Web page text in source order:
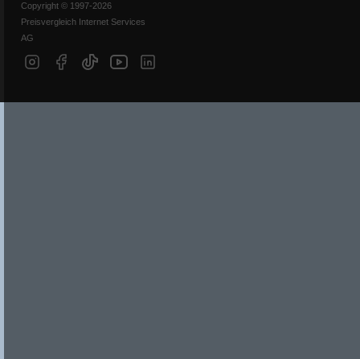
Copyright © 1997-2026
Preisvergleich Internet Services
AG